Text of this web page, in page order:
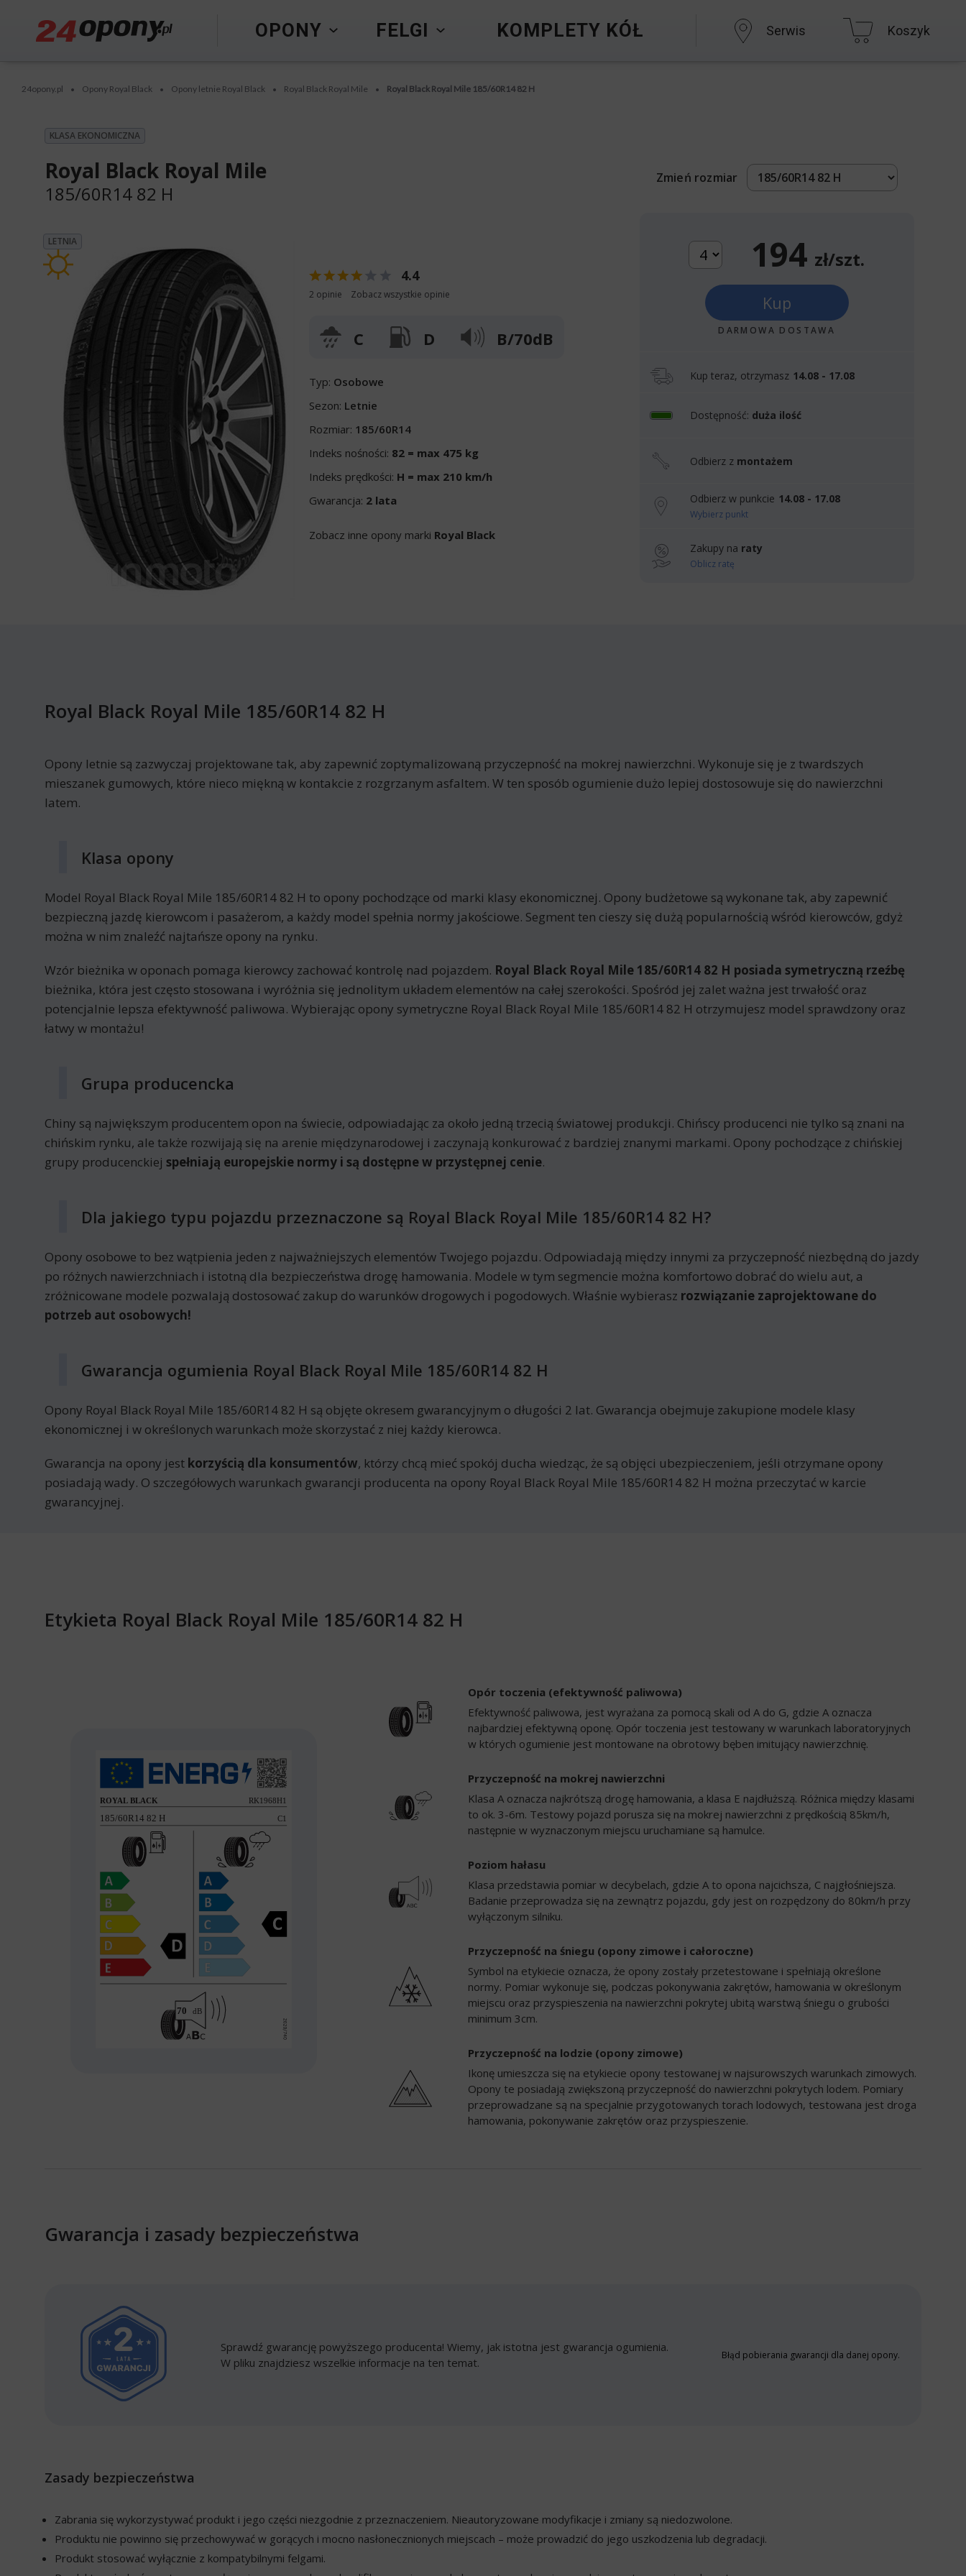
OPONY FELGI KOMPLETY KÓŁ Serwis Koszyk
24opony.pl • Opony Royal Black • Opony letnie Royal Black • Royal Black Royal Mile • Royal Black Royal Mile 185/60R14 82 H
KLASA EKONOMICZNA
Royal Black Royal Mile
185/60R14 82 H
LETNIA
4.4
2 opinie Zobacz wszystkie opinie
C D B/70dB
Typ: Osobowe
Sezon: Letnie
Rozmiar: 185/60R14
Indeks nośności: 82 = max 475 kg
Indeks prędkości: H = max 210 km/h
Gwarancja: 2 lata
Zobacz inne opony marki Royal Black
Zmień rozmiar
194 zł/szt.
Kup
DARMOWA DOSTAWA
Kup teraz, otrzymasz 14.08 - 17.08
Dostępność: duża ilość
Odbierz z montażem
Odbierz w punkcie 14.08 - 17.08
Wybierz punkt
Zakupy na raty
Oblicz ratę
Royal Black Royal Mile 185/60R14 82 H
Opony letnie są zazwyczaj projektowane tak, aby zapewnić zoptymalizowaną przyczepność na mokrej nawierzchni. Wykonuje się je z twardszych
mieszanek gumowych, które nieco miękną w kontakcie z rozgrzanym asfaltem. W ten sposób ogumienie dużo lepiej dostosowuje się do nawierzchni
latem.
Klasa opony
Model Royal Black Royal Mile 185/60R14 82 H to opony pochodzące od marki klasy ekonomicznej. Opony budżetowe są wykonane tak, aby zapewnić
bezpieczną jazdę kierowcom i pasażerom, a każdy model spełnia normy jakościowe. Segment ten cieszy się dużą popularnością wśród kierowców, gdyż
można w nim znaleźć najtańsze opony na rynku.
Wzór bieżnika w oponach pomaga kierowcy zachować kontrolę nad pojazdem. Royal Black Royal Mile 185/60R14 82 H posiada symetryczną rzeźbę
bieżnika, która jest często stosowana i wyróżnia się jednolitym układem elementów na całej szerokości. Spośród jej zalet ważna jest trwałość oraz
potencjalnie lepsza efektywność paliwowa. Wybierając opony symetryczne Royal Black Royal Mile 185/60R14 82 H otrzymujesz model sprawdzony oraz
łatwy w montażu!
Grupa producencka
Chiny są największym producentem opon na świecie, odpowiadając za około jedną trzecią światowej produkcji. Chińscy producenci nie tylko są znani na
chińskim rynku, ale także rozwijają się na arenie międzynarodowej i zaczynają konkurować z bardziej znanymi markami. Opony pochodzące z chińskiej
grupy producenckiej spełniają europejskie normy i są dostępne w przystępnej cenie.
Dla jakiego typu pojazdu przeznaczone są Royal Black Royal Mile 185/60R14 82 H?
Opony osobowe to bez wątpienia jeden z najważniejszych elementów Twojego pojazdu. Odpowiadają między innymi za przyczepność niezbędną do jazdy
po różnych nawierzchniach i istotną dla bezpieczeństwa drogę hamowania. Modele w tym segmencie można komfortowo dobrać do wielu aut, a
zróżnicowane modele pozwalają dostosować zakup do warunków drogowych i pogodowych. Właśnie wybierasz rozwiązanie zaprojektowane do
potrzeb aut osobowych!
Gwarancja ogumienia Royal Black Royal Mile 185/60R14 82 H
Opony Royal Black Royal Mile 185/60R14 82 H są objęte okresem gwarancyjnym o długości 2 lat. Gwarancja obejmuje zakupione modele klasy
ekonomicznej i w określonych warunkach może skorzystać z niej każdy kierowca.
Gwarancja na opony jest korzyścią dla konsumentów, którzy chcą mieć spokój ducha wiedząc, że są objęci ubezpieczeniem, jeśli otrzymane opony
posiadają wady. O szczegółowych warunkach gwarancji producenta na opony Royal Black Royal Mile 185/60R14 82 H można przeczytać w karcie
gwarancyjnej.
Etykieta Royal Black Royal Mile 185/60R14 82 H
Opór toczenia (efektywność paliwowa)
Efektywność paliwowa, jest wyrażana za pomocą skali od A do G, gdzie A oznacza
najbardziej efektywną oponę. Opór toczenia jest testowany w warunkach laboratoryjnych
w których ogumienie jest montowane na obrotowy bęben imitujący nawierzchnię.
Przyczepność na mokrej nawierzchni
Klasa A oznacza najkrótszą drogę hamowania, a klasa E najdłuższą. Różnica między klasami
to ok. 3-6m. Testowy pojazd porusza się na mokrej nawierzchni z prędkością 85km/h,
następnie w wyznaczonym miejscu uruchamiane są hamulce.
Poziom hałasu
Klasa przedstawia pomiar w decybelach, gdzie A to opona najcichsza, C najgłośniejsza.
Badanie przeprowadza się na zewnątrz pojazdu, gdy jest on rozpędzony do 80km/h przy
wyłączonym silniku.
Przyczepność na śniegu (opony zimowe i całoroczne)
Symbol na etykiecie oznacza, że opony zostały przetestowane i spełniają określone
normy. Pomiar wykonuje się, podczas pokonywania zakrętów, hamowania w określonym
miejscu oraz przyspieszenia na nawierzchni pokrytej ubitą warstwą śniegu o grubości
minimum 3cm.
Przyczepność na lodzie (opony zimowe)
Ikonę umieszcza się na etykiecie opony testowanej w najsurowszych warunkach zimowych.
Opony te posiadają zwiększoną przyczepność do nawierzchni pokrytych lodem. Pomiary
przeprowadzane są na specjalnie przygotowanych torach lodowych, testowana jest droga
hamowania, pokonywanie zakrętów oraz przyspieszenie.
Gwarancja i zasady bezpieczeństwa
Sprawdź gwarancję powyższego producenta! Wiemy, jak istotna jest gwarancja ogumienia.
W pliku znajdziesz wszelkie informacje na ten temat.
Błąd pobierania gwarancji dla danej opony.
Zasady bezpieczeństwa
Zabrania się wykorzystywać produkt i jego części niezgodnie z przeznaczeniem. Nieautoryzowane modyfikacje i zmiany są niedozwolone.
Produktu nie powinno się przechowywać w gorących i mocno nasłonecznionych miejscach – może prowadzić do jego uszkodzenia lub degradacji.
Produkt stosować wyłącznie z kompatybilnymi felgami.